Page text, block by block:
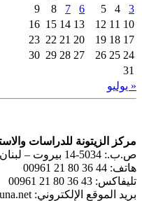
3
4
5
6
7
8
9
10
11
12
13
14
15
16
17
18
19
20
21
22
23
24
25
26
27
28
29
30
31
« يوليو
مركز الزيتونة للدراسات
ص.ب.: 5034-14 بيروت – لبنان
هاتف: 44 36 80 21 00961
تليفاكس: 43 36 80 21 00961
بريد الموقع الإلكتروني: